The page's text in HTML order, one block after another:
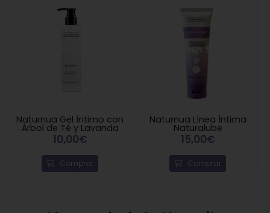
Naturnua Gel Íntimo con
Árbol de Té y Lavanda
10,00€
Comprar
Naturnua Línea Íntima
Naturalube
15,00€
Comprar